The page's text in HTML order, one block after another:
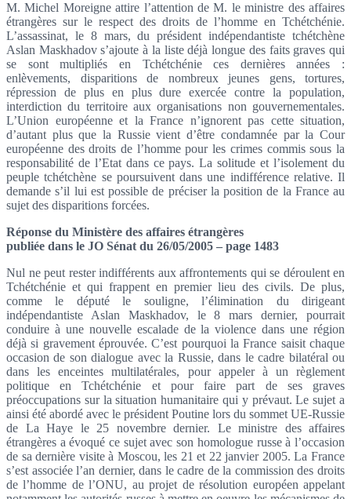
M. Michel Moreigne attire l’attention de M. le ministre des affaires
étrangères sur le respect des droits de l’homme en Tchétchénie.
L’assassinat, le 8 mars, du président indépendantiste tchétchène
Aslan Maskhadov s’ajoute à la liste déjà longue des faits graves qui
se sont multipliés en Tchétchénie ces dernières années :
enlèvements, disparitions de nombreux jeunes gens, tortures,
répression de plus en plus dure exercée contre la population,
interdiction du territoire aux organisations non gouvernementales.
L’Union européenne et la France n’ignorent pas cette situation,
d’autant plus que la Russie vient d’être condamnée par la Cour
européenne des droits de l’homme pour les crimes commis sous la
responsabilité de l’Etat dans ce pays. La solitude et l’isolement du
peuple tchétchène se poursuivent dans une indifférence relative. Il
demande s’il lui est possible de préciser la position de la France au
sujet des disparitions forcées.
Réponse du Ministère des affaires étrangères
publiée dans le JO Sénat du 26/05/2005 – page 1483
Nul ne peut rester indifférents aux affrontements qui se déroulent en
Tchétchénie et qui frappent en premier lieu des civils. De plus,
comme le député le souligne, l’élimination du dirigeant
indépendantiste Aslan Maskhadov, le 8 mars dernier, pourrait
conduire à une nouvelle escalade de la violence dans une région
déjà si gravement éprouvée. C’est pourquoi la France saisit chaque
occasion de son dialogue avec la Russie, dans le cadre bilatéral ou
dans les enceintes multilatérales, pour appeler à un règlement
politique en Tchétchénie et pour faire part de ses graves
préoccupations sur la situation humanitaire qui y prévaut. Le sujet a
ainsi été abordé avec le président Poutine lors du sommet UE-Russie
de La Haye le 25 novembre dernier. Le ministre des affaires
étrangères a évoqué ce sujet avec son homologue russe à l’occasion
de sa dernière visite à Moscou, les 21 et 22 janvier 2005. La France
s’est associée l’an dernier, dans le cadre de la commission des droits
de l’homme de l’ONU, au projet de résolution européen appelant